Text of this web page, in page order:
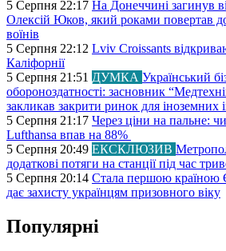
5 Серпня 22:17 На Донеччині загинув
Олексій Юков, який роками повертав
воїнів
5 Серпня 22:12 Lviv Croissants
Каліфорнії
5 Серпня 21:51 ДУМКА Український
обороноздатності: засновник
закликав закрити ринок для іноземних
5 Серпня 21:17 Через ціни на пальне:
Lufthansa впав на 88%
5 Серпня 20:49 ЕКСКЛЮЗИВ
додаткові потяги на станції під час
5 Серпня 20:14 Стала першою країною
дає захисту українцям призовного віку
Популярні